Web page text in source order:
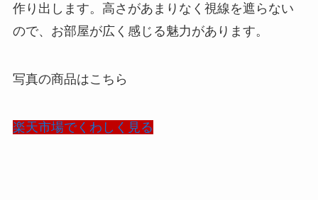
作り出します。高さがあまりなく視線を遮らない
ので、お部屋が広く感じる魅力があります。
写真の商品はこちら
楽天市場でくわしく見る